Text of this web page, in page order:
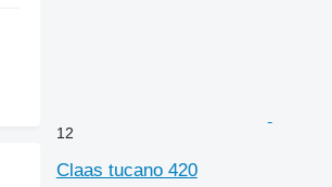
12
Claas tucano 420